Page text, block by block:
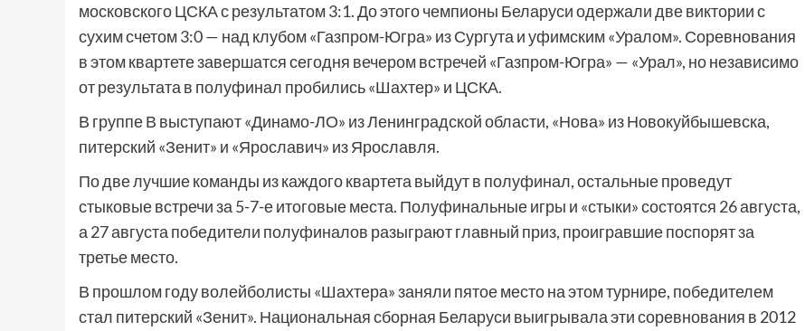
московского ЦСКА с результатом 3:1. До этого чемпионы Беларуси одержали две виктории с
сухим счетом 3:0 — над клубом «Газпром-Югра» из Сургута и уфимским «Уралом». Соревнования
в этом квартете завершатся сегодня вечером встречей «Газпром-Югра» — «Урал», но независимо
от результата в полуфинал пробились «Шахтер» и ЦСКА.
В группе В выступают «Динамо-ЛО» из Ленинградской области, «Нова» из Новокуйбышевска,
питерский «Зенит» и «Ярославич» из Ярославля.
По две лучшие команды из каждого квартета выйдут в полуфинал, остальные проведут
стыковые встречи за 5-7-е итоговые места. Полуфинальные игры и «стыки» состоятся 26 августа,
а 27 августа победители полуфиналов разыграют главный приз, проигравшие поспорят за
третье место.
В прошлом году волейболисты «Шахтера» заняли пятое место на этом турнире, победителем
стал питерский «Зенит». Национальная сборная Беларуси выигрывала эти соревнования в 2012